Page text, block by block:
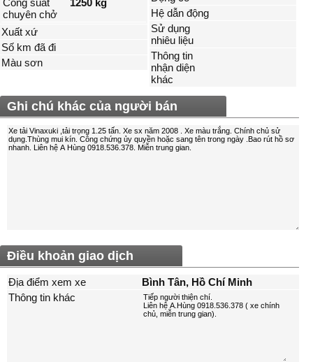
Công suất
chuyên chở
1250 kg
Xuất xứ
Số km đã đi
Màu sơn
Hệ dẫn động
Sử dụng
nhiêu liệu
Thông tin
nhận diện
khác
Ghi chú khác của người bán
Điều khoản giao dịch
Địa điểm xem xe
Bình Tân, Hồ Chí Minh
Thông tin khác